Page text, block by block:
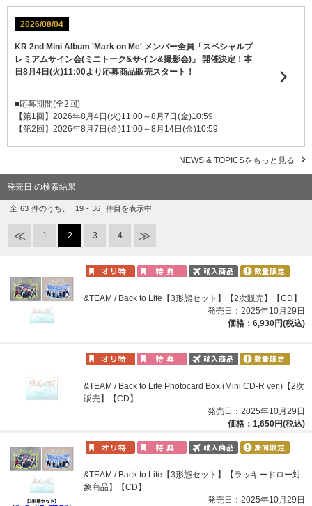
2026/08/04
KR 2nd Mini Album 'Mark on Me' メンバー全員「スペシャルプ
レミアムサイン会(ミニトーク&サイン&撮影会)」 開催決定！本
日8月4日(火)11:00より応募商品販売スタート！
■応募期間(全2回)
【第1回】2026年8月4日(火)11:00～8月7日(金)10:59
【第2回】2026年8月7日(金)11:00～8月14日(金)10:59
NEWS & TOPICSをもっと見る
発売日 の検索結果
全 63 件のうち、 19 - 36 件目を表示中
1 2 3 4
&TEAM / Back to Life【3形態セット】【2次販売】【CD】
発売日：2025年10月29日
価格：6,930円(税込)
&TEAM / Back to Life Photocard Box (Mini CD-R ver.)【2次
販売】【CD】
発売日：2025年10月29日
価格：1,650円(税込)
&TEAM / Back to Life【3形態セット】【ラッキードロー対
象商品】【CD】
発売日：2025年10月29日